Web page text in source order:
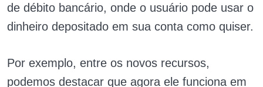
de débito bancário, onde o usuário pode usar o
dinheiro depositado em sua conta como quiser.
Por exemplo, entre os novos recursos,
podemos destacar que agora ele funciona em